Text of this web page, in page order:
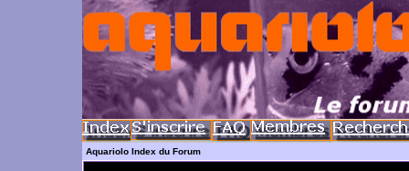
Aquariolo Index du Forum